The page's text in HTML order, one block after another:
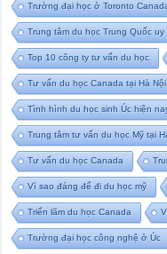
Trường đại học ở Toronto
Trung tâm du học Trung Quốc uy
Top 10 công ty tư vấn du học
Tư vấn du học Canada tại Hà Nội
Tình hình du học sinh Úc hiện
Trung tâm tư vấn du học Mỹ tại
Tư vấn du học Canada
Vì sao đáng để đi du học mỹ
Triển lãm du học Canada
Trường đại học công nghệ ở Úc